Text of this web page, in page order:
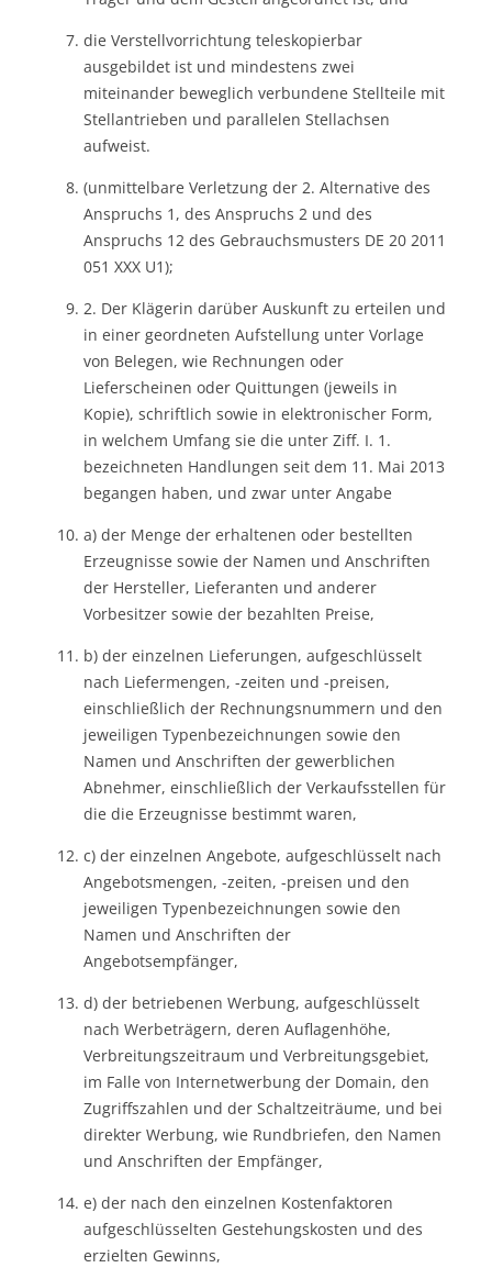
die Verstellvorrichtung teleskopierbar
ausgebildet ist und mindestens zwei
miteinander beweglich verbundene Stellteile mit
Stellantrieben und parallelen Stellachsen
aufweist.
(unmittelbare Verletzung der 2. Alternative des
Anspruchs 1, des Anspruchs 2 und des
Anspruchs 12 des Gebrauchsmusters DE 20 2011
051 XXX U1);
2. Der Klägerin darüber Auskunft zu erteilen und
in einer geordneten Aufstellung unter Vorlage
von Belegen, wie Rechnungen oder
Lieferscheinen oder Quittungen (jeweils in
Kopie), schriftlich sowie in elektronischer Form,
in welchem Umfang sie die unter Ziff. I. 1.
bezeichneten Handlungen seit dem 11. Mai 2013
begangen haben, und zwar unter Angabe
a) der Menge der erhaltenen oder bestellten
Erzeugnisse sowie der Namen und Anschriften
der Hersteller, Lieferanten und anderer
Vorbesitzer sowie der bezahlten Preise,
b) der einzelnen Lieferungen, aufgeschlüsselt
nach Liefermengen, -zeiten und -preisen,
einschließlich der Rechnungsnummern und den
jeweiligen Typenbezeichnungen sowie den
Namen und Anschriften der gewerblichen
Abnehmer, einschließlich der Verkaufsstellen für
die die Erzeugnisse bestimmt waren,
c) der einzelnen Angebote, aufgeschlüsselt nach
Angebotsmengen, -zeiten, -preisen und den
jeweiligen Typenbezeichnungen sowie den
Namen und Anschriften der
Angebotsempfänger,
d) der betriebenen Werbung, aufgeschlüsselt
nach Werbeträgern, deren Auflagenhöhe,
Verbreitungszeitraum und Verbreitungsgebiet,
im Falle von Internetwerbung der Domain, den
Zugriffszahlen und der Schaltzeiträume, und bei
direkter Werbung, wie Rundbriefen, den Namen
und Anschriften der Empfänger,
e) der nach den einzelnen Kostenfaktoren
aufgeschlüsselten Gestehungskosten und des
erzielten Gewinns,